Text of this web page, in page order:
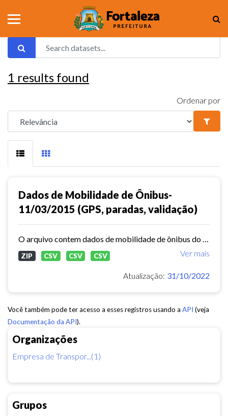
Organizações
Empresa de Transpor...(1)
Grupos
1 results found
Ordenar por
Dados de Mobilidade de Ônibus-
11/03/2015 (GPS, paradas, validação)
Ver mais
ZIP CSV CSV CSV
Atualização: 31/10/2022
Você também pode ter acesso a esses registros usando a API (veja
Documentação da API).